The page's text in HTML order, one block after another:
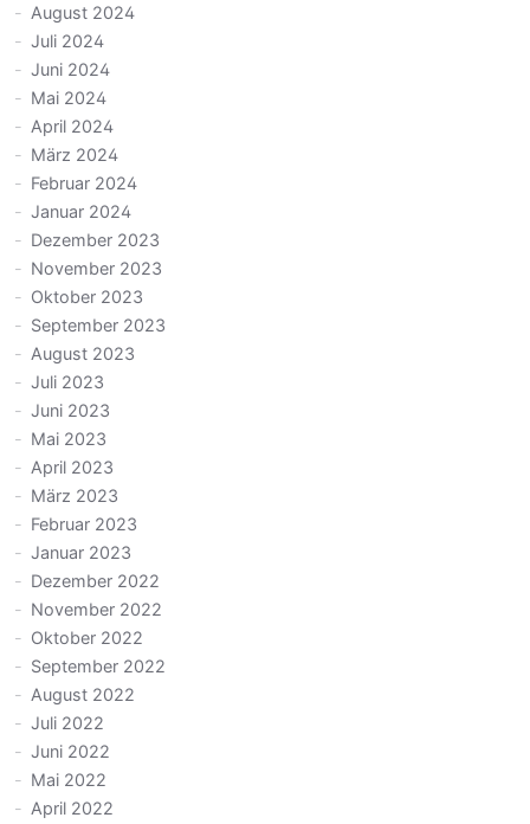
August 2024
Juli 2024
Juni 2024
Mai 2024
April 2024
März 2024
Februar 2024
Januar 2024
Dezember 2023
November 2023
Oktober 2023
September 2023
August 2023
Juli 2023
Juni 2023
Mai 2023
April 2023
März 2023
Februar 2023
Januar 2023
Dezember 2022
November 2022
Oktober 2022
September 2022
August 2022
Juli 2022
Juni 2022
Mai 2022
April 2022